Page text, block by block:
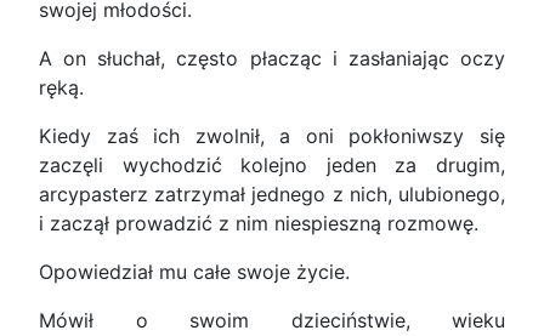
swojej młodości.
A on słuchał, często płacząc i zasłaniając oczy
ręką.
Kiedy zaś ich zwolnił, a oni pokłoniwszy się
zaczęli wychodzić kolejno jeden za drugim,
arcypasterz zatrzymał jednego z nich, ulubionego,
i zaczął prowadzić z nim niespieszną rozmowę.
Opowiedział mu całe swoje życie.
Mówił o swoim dzieciństwie, wieku